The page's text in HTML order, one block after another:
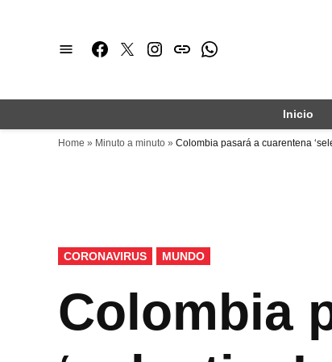
Facebook
TwitterInstagram
issuuWhatsapp
Inicio
Home » Minuto a minuto » Colombia pasará a cuarentena
PUBLICADO
EN
CORONAVIRUS MUNDO
Colombia